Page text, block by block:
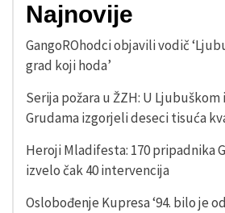
Najnovije
GangoROhodci objavili vodič
grad koji hoda’
Serija požara u ŽZH: U Ljubuškom i
Grudama izgorjeli deseci tisuća
Heroji Mladifesta: 170 pripadnika
izvelo čak 40 intervencija
Oslobođenje Kupresa ‘94. bilo je od